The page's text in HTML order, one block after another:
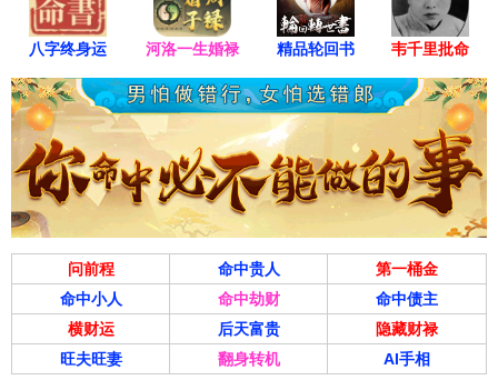
八字终身运 河洛一生婚禄 精品轮回书 韦千里批命
问前程 命中贵人
第一桶金
命中小人
命中劫财
命中债主
横财运
后天富贵
隐藏财禄
旺夫旺妻
翻身转机 AI手相